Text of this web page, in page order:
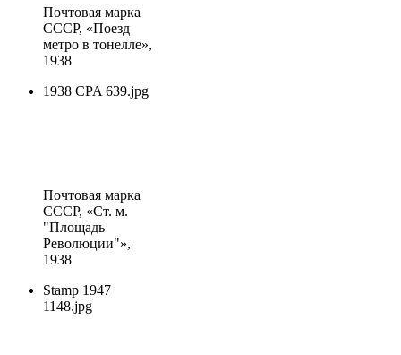
Почтовая марка
СССР, «Поезд
метро в тонелле»,
1938
1938 CPA 639.jpg
Почтовая марка
СССР, «Ст. м.
"Площадь
Революции"»,
1938
Stamp 1947
1148.jpg